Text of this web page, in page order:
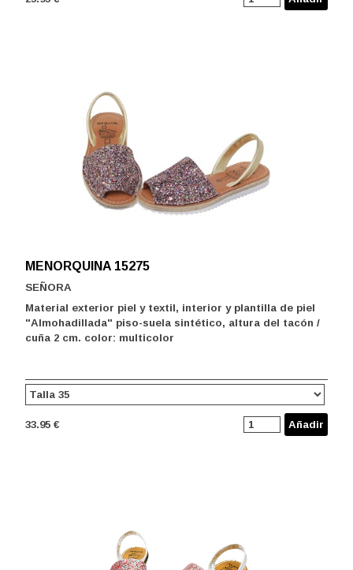
MENORQUINA 15275
SEÑORA
Material exterior piel y textil, interior y plantilla de piel
"Almohadillada" piso-suela sintético, altura del tacón /
cuña 2 cm. color: multicolor
33.95 € Añadir